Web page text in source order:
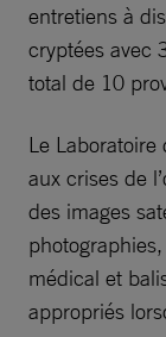
entretiens à
cryptées avec
total de 10
Le
aux crises de
des images
médical et
appropriés